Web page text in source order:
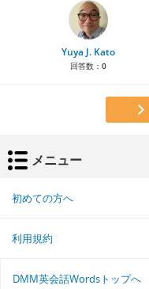
Yuya J. Kato
回答数： 0
メニュー
初めての方へ
利用規約
DMM英会話Wordsトップへ